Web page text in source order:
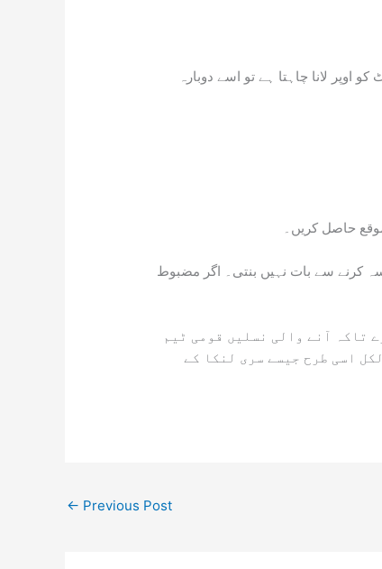
اوپر لانا چاہتا ہے تو اسے دوبارہ
حاصل کریں۔
کرنے سے بات نہیں بنتی۔ اگر مضبوط
تاکہ آنے والی نسلیں قومی ٹیم
اسی طرح جیسے سری لنکا کے
← Previous Post